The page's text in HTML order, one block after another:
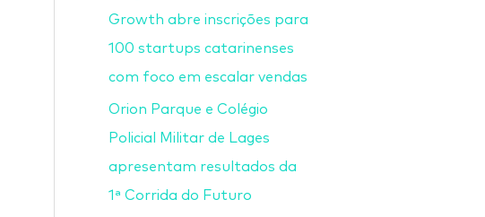
Growth abre inscrições para
100 startups catarinenses
com foco em escalar vendas
Orion Parque e Colégio
Policial Militar de Lages
apresentam resultados da
1ª Corrida do Futuro